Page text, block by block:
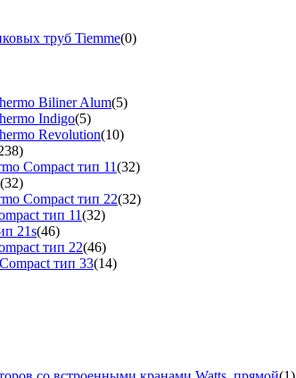
труб Tiemme(0)
Biliner Alum(5)
Indigo(5)
Revolution(10)
Compact тип 11(32)
(32)
Compact тип 22(32)
тип 11(32)
21s(46)
тип 22(46)
тип 33(14)